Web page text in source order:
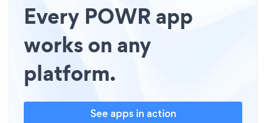
Every POWR app
works on any
platform.
See apps in action